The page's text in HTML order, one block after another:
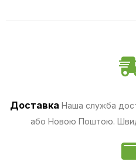
Доставка Наша служба
або Новою Поштою.